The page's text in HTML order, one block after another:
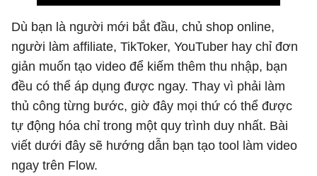
Dù bạn là người mới bắt đầu, chủ shop online,
người làm affiliate, TikToker, YouTuber hay chỉ đơn
giản muốn tạo video để kiếm thêm thu nhập, bạn
đều có thể áp dụng được ngay. Thay vì phải làm
thủ công từng bước, giờ đây mọi thứ có thể được
tự động hóa chỉ trong một quy trình duy nhất. Bài
viết dưới đây sẽ hướng dẫn bạn tạo tool làm video
ngay trên Flow.